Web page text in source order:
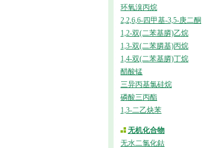
环氧溴丙烷
2,2,6,6-四甲基-3,5-庚二酮
1,2-双(二苯基膦)乙烷
1,3-双(二苯膦基)丙烷
1,4-双(二苯基膦)丁烷
醋酸锰
三异丙基氯硅烷
磷酸三丙酯
1,3-二乙炔苯
无机化合物
无水二氯化鈷